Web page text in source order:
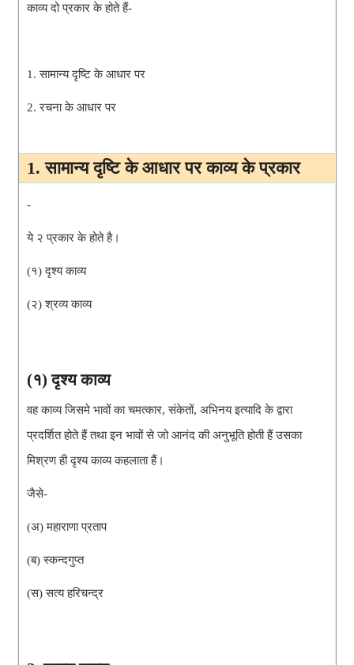
काव्य दो प्रकार के होते हैं-
1. सामान्य दृष्टि के आधार पर
2. रचना के आधार पर
1. सामान्य दृष्टि के आधार पर काव्य के प्रकार
-
ये २ प्रकार के होते है।
(१) दृश्य काव्य
(२) श्रव्य काव्य
(१) दृश्य काव्य
वह काव्य जिसमे भावों का चमत्कार, संकेतों, अभिनय इत्यादि के द्वारा
प्रदर्शित होते हैं तथा इन भावों से जो आनंद की अनुभूति होती हैं उसका
मिश्रण ही दृश्य काव्य कहलाता हैं।
जैसे-
(अ) महाराणा प्रताप
(ब) स्कन्दगुप्त
(स) सत्य हरिचन्द्र